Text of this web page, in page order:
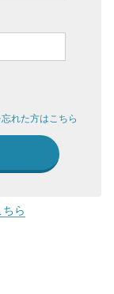
れた方はこちら
ら